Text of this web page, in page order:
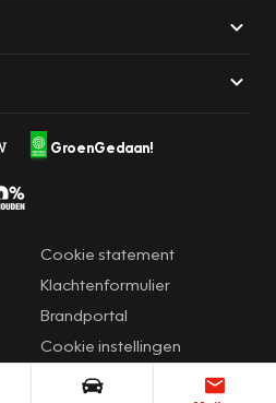
GroenGedaan!
Cookie statement
Klachtenformulier
Brandportal
Cookie instellingen